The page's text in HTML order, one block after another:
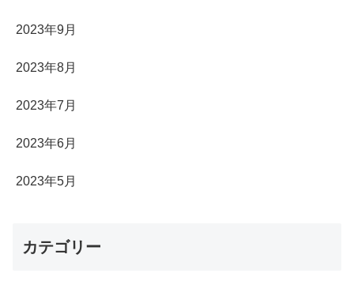
2023年9月
2023年8月
2023年7月
2023年6月
2023年5月
カテゴリー